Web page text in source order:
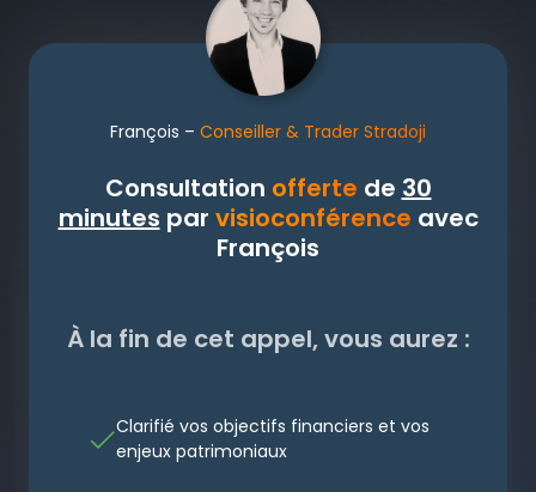
François – Conseiller & Trader Stradoji
Consultation offerte de 30
minutes par visioconférence avec
François
À la fin de cet appel, vous aurez :
Clarifié vos objectifs financiers et vos
enjeux patrimoniaux